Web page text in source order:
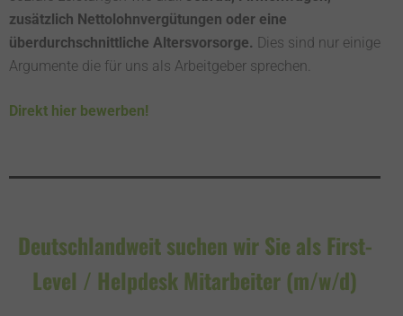
zusätzlich Nettolohnvergütungen oder eine
überdurchschnittliche Altersvorsorge. Dies sind nur einige
Argumente die für uns als Arbeitgeber sprechen.
Direkt hier bewerben!
Deutschlandweit suchen wir Sie als First-
Level / Helpdesk Mitarbeiter (m/w/d)